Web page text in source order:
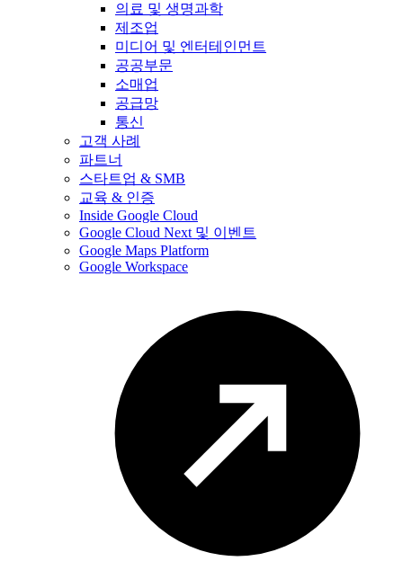
의료 및 생명과학
제조업
미디어 및 엔터테인먼트
공공부문
소매업
공급망
통신
고객 사례
파트너
스타트업 & SMB
교육 & 인증
Inside Google Cloud
Google Cloud Next 및 이벤트
Google Maps Platform
Google Workspace